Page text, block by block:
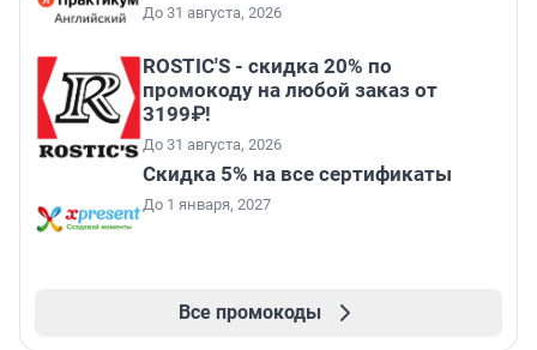
До 31 августа, 2026
ROSTIC'S - скидка 20% по
промокоду на любой заказ от
3199₽!
До 31 августа, 2026
Скидка 5% на все сертификаты
До 1 января, 2027
Все промокоды